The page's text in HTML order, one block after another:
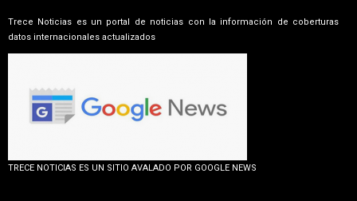
Trece Noticias es un portal de noticias con la información de coberturas
datos internacionales actualizados
TRECE NOTICIAS ES UN SITIO AVALADO POR GOOGLE NEWS